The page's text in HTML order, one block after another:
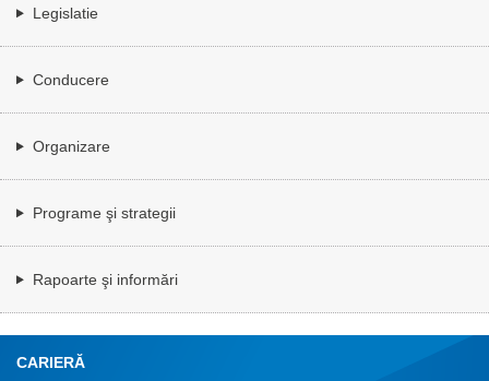
Legislatie
Conducere
Organizare
Programe şi strategii
Rapoarte şi informări
CARIERĂ